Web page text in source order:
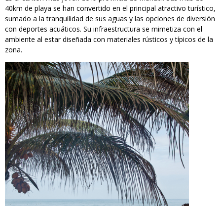
40km de playa se han convertido en el principal atractivo turístico,
sumado a la tranquilidad de sus aguas y las opciones de diversión
con deportes acuáticos. Su infraestructura se mimetiza con el
ambiente al estar diseñada con materiales rústicos y típicos de la
zona.